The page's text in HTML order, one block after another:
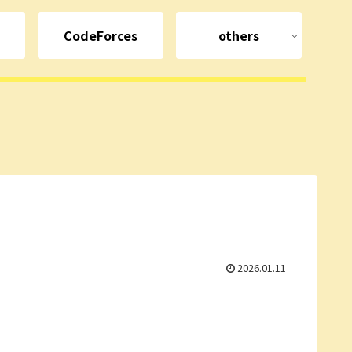
CodeForces others
2026.01.11